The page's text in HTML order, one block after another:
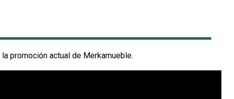
la promoción actual de Merkamueble.